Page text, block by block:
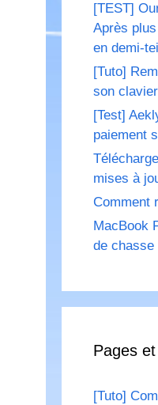
[TEST]
Après
en demi-
[Tuto]
son
[Test]
paiement
mises à
Comment
MacBook
de chasse
Pages
[Tuto]